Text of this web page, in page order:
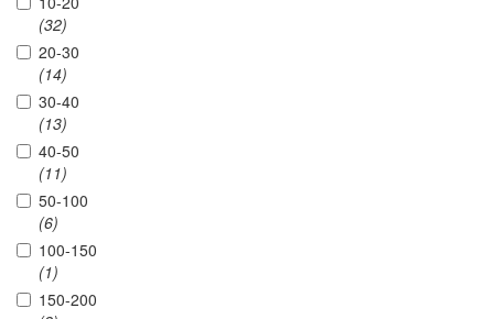
(32)
20-30
(14)
30-40
(13)
40-50
(11)
50-100
(6)
100-150
(1)
150-200